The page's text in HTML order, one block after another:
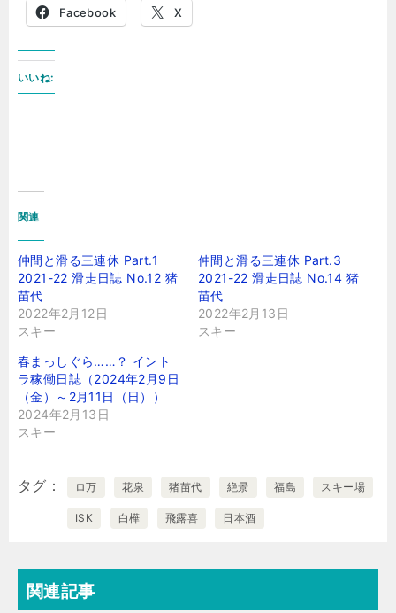
Facebook X
いいね:
関連
仲間と滑る三連休 Part.1
2021-22 滑走日誌 No.12 猪
苗代
2022年2月12日
スキー
仲間と滑る三連休 Part.3
2021-22 滑走日誌 No.14 猪
苗代
2022年2月13日
スキー
春まっしぐら……？ イント
ラ稼働日誌（2024年2月9日
（金）～2月11日（日））
2024年2月13日
スキー
タグ ロ万 花泉 猪苗代 絶景 福島 スキー場
ISK 白樺 飛露喜 日本酒
関連記事